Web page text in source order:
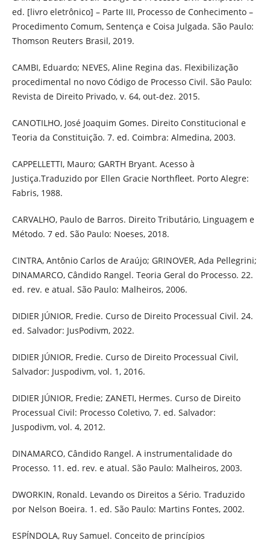
ed. [livro eletrônico] – Parte III, Processo de Conhecimento –
Procedimento Comum, Sentença e Coisa Julgada. São Paulo:
Thomson Reuters Brasil, 2019.
CAMBI, Eduardo; NEVES, Aline Regina das. Flexibilização
procedimental no novo Código de Processo Civil. São Paulo:
Revista de Direito Privado, v. 64, out-dez. 2015.
CANOTILHO, José Joaquim Gomes. Direito Constitucional e
Teoria da Constituição. 7. ed. Coimbra: Almedina, 2003.
CAPPELLETTI, Mauro; GARTH Bryant. Acesso à
Justiça.Traduzido por Ellen Gracie Northfleet. Porto Alegre:
Fabris, 1988.
CARVALHO, Paulo de Barros. Direito Tributário, Linguagem e
Método. 7 ed. São Paulo: Noeses, 2018.
CINTRA, Antônio Carlos de Araújo; GRINOVER, Ada Pellegrini;
DINAMARCO, Cândido Rangel. Teoria Geral do Processo. 22.
ed. rev. e atual. São Paulo: Malheiros, 2006.
DIDIER JÚNIOR, Fredie. Curso de Direito Processual Civil. 24.
ed. Salvador: JusPodivm, 2022.
DIDIER JÚNIOR, Fredie. Curso de Direito Processual Civil,
Salvador: Juspodivm, vol. 1, 2016.
DIDIER JÚNIOR, Fredie; ZANETI, Hermes. Curso de Direito
Processual Civil: Processo Coletivo, 7. ed. Salvador:
Juspodivm, vol. 4, 2012.
DINAMARCO, Cândido Rangel. A instrumentalidade do
Processo. 11. ed. rev. e atual. São Paulo: Malheiros, 2003.
DWORKIN, Ronald. Levando os Direitos a Sério. Traduzido
por Nelson Boeira. 1. ed. São Paulo: Martins Fontes, 2002.
ESPÍNDOLA, Ruy Samuel. Conceito de princípios